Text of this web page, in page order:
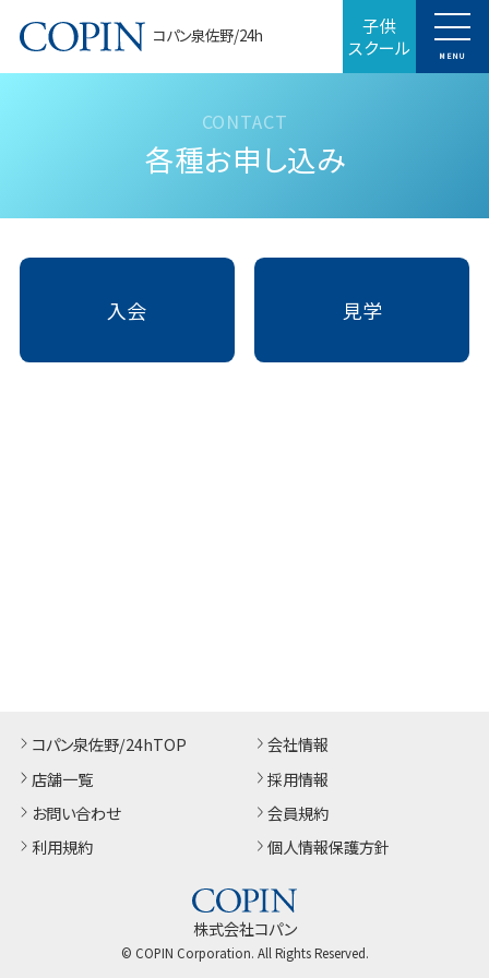
コパン泉佐野/24h 子供
スクール MENU
各種お申し込み
入会 見学
コパン泉佐野/24hTOP
店舗一覧
お問い合わせ
利用規約
会社情報
採用情報
会員規約
個人情報保護方針
株式会社コパン
© COPIN Corporation. All Rights Reserved.